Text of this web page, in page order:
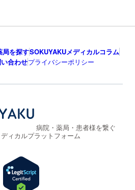
局を探すSOKUYAKUメディカルコラム
合わせプライバシーポリシー
病院・薬局・患者様を繋ぐ
ィカルプラットフォーム